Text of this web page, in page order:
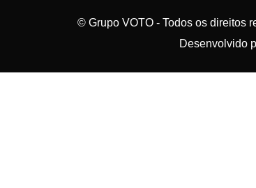
© Grupo VOTO - Todos os direitos
Desenvolvido